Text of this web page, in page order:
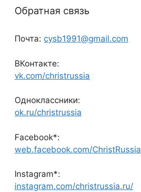
Обратная связь
Почта: cysb1991@gmail.com
ВКонтакте:
vk.com/christrussia
Одноклассники:
ok.ru/christrussia
Facebook*:
web.facebook.com/ChristRussia
Instagram*:
instagram.com/christrussia.ru/